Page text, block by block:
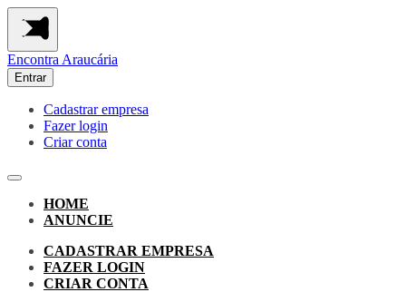
Encontra Araucária
Entrar
Cadastrar empresa
Fazer login
Criar conta
HOME
ANUNCIE
CADASTRAR EMPRESA
FAZER LOGIN
CRIAR CONTA